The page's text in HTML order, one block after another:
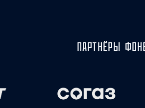
ПАРТНЁРЫ